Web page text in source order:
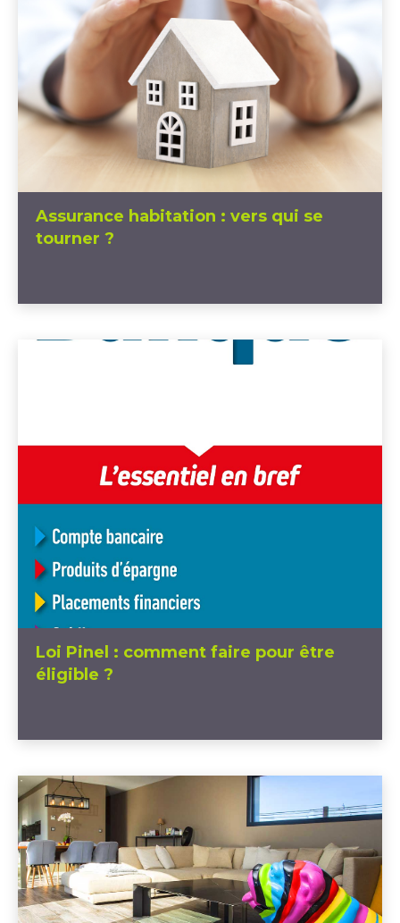
Assurance habitation : vers qui se
tourner ?
Loi Pinel : comment faire pour être
éligible ?